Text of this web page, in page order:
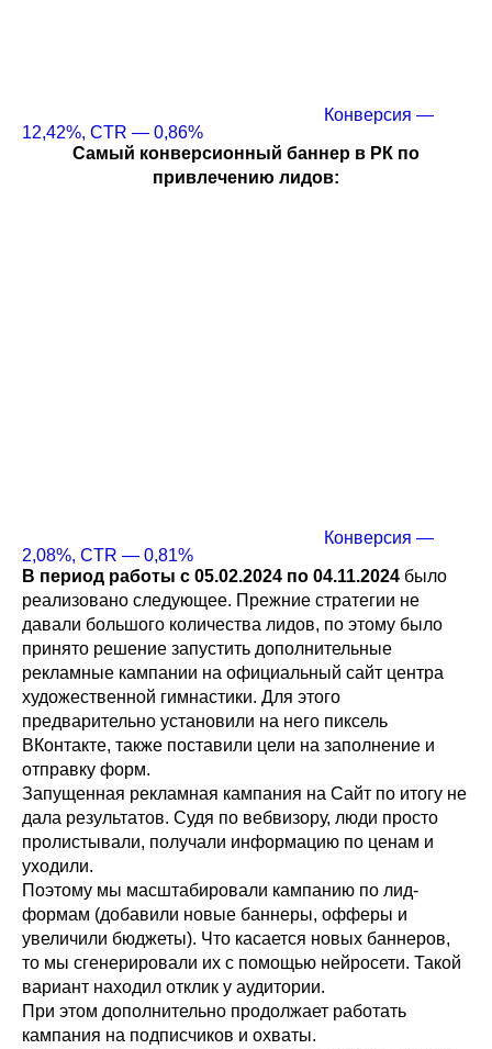
Конверсия —
12,42%, CTR — 0,86%
Самый конверсионный баннер в РК по
привлечению лидов:
Конверсия —
2,08%, CTR — 0,81%
В период работы с 05.02.2024 по 04.11.2024 было
реализовано следующее. Прежние стратегии не
давали большого количества лидов, по этому было
принято решение запустить дополнительные
рекламные кампании на официальный сайт центра
художественной гимнастики. Для этого
предварительно установили на него пиксель
ВКонтакте, также поставили цели на заполнение и
отправку форм.
Запущенная рекламная кампания на Сайт по итогу не
дала результатов. Судя по вебвизору, люди просто
пролистывали, получали информацию по ценам и
уходили.
Поэтому мы масштабировали кампанию по лид-
формам (добавили новые баннеры, офферы и
увеличили бюджеты). Что касается новых баннеров,
то мы сгенерировали их с помощью нейросети. Такой
вариант находил отклик у аудитории.
При этом дополнительно продолжает работать
кампания на подписчиков и охваты.